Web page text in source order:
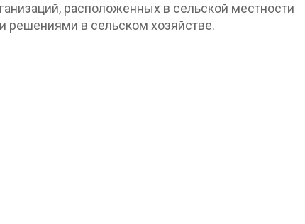
расположенных в сельской местности
решениями в сельском хозяйстве.